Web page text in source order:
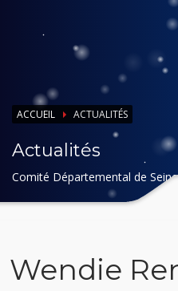
ACCUEIL ACTUALITÉS
Actualités
Comité Départemental de
Wendie